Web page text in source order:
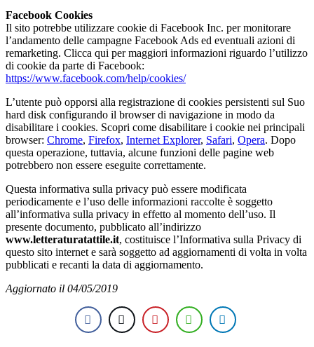
Facebook Cookies
Il sito potrebbe utilizzare cookie di Facebook Inc. per monitorare
l’andamento delle campagne Facebook Ads ed eventuali azioni di
remarketing. Clicca qui per maggiori informazioni riguardo l’utilizzo
di cookie da parte di Facebook:
https://www.facebook.com/help/cookies/
L’utente può opporsi alla registrazione di cookies persistenti sul Suo
hard disk configurando il browser di navigazione in modo da
disabilitare i cookies. Scopri come disabilitare i cookie nei principali
browser: Chrome, Firefox, Internet Explorer, Safari, Opera. Dopo
questa operazione, tuttavia, alcune funzioni delle pagine web
potrebbero non essere eseguite correttamente.
Questa informativa sulla privacy può essere modificata
periodicamente e l’uso delle informazioni raccolte è soggetto
all’informativa sulla privacy in effetto al momento dell’uso. Il
presente documento, pubblicato all’indirizzo
www.letteraturatattile.it, costituisce l’Informativa sulla Privacy di
questo sito internet e sarà soggetto ad aggiornamenti di volta in volta
pubblicati e recanti la data di aggiornamento.
Aggiornato il 04/05/2019